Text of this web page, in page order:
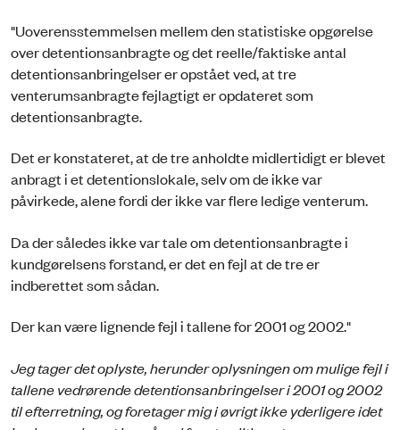
"Uoverensstemmelsen mellem den statistiske opgørelse
over detentionsanbragte og det reelle/faktiske antal
detentionsanbringelser er opstået ved, at tre
venterumsanbragte fejlagtigt er opdateret som
detentionsanbragte.
Det er konstateret, at de tre anholdte midlertidigt er blevet
anbragt i et detentionslokale, selv om de ikke var
påvirkede, alene fordi der ikke var flere ledige venterum.
Da der således ikke var tale om detentionsanbragte i
kundgørelsens forstand, er det en fejl at de tre er
indberettet som sådan.
Der kan være lignende fejl i tallene for 2001 og 2002."
Jeg tager det oplyste, herunder oplysningen om mulige fejl i
tallene vedrørende detentionsanbringelser i 2001 og 2002
til efterretning, og foretager mig i øvrigt ikke yderligere idet